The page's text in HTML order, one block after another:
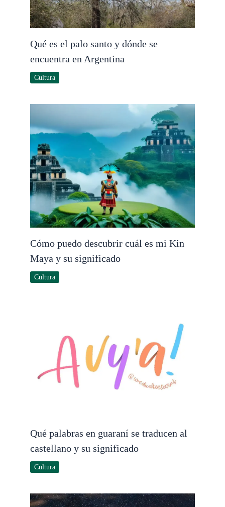
Qué es el palo santo y dónde se
encuentra en Argentina
Cultura
Cómo puedo descubrir cuál es mi Kin
Maya y su significado
Cultura
Qué palabras en guaraní se traducen al
castellano y su significado
Cultura